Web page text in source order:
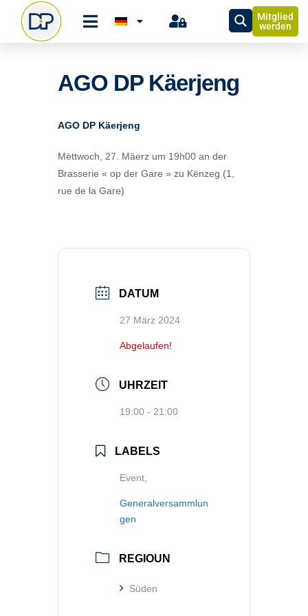
Mitglied
werden
AGO DP Käerjeng
AGO DP Käerjeng
Mëttwoch, 27. Mäerz um 19h00 an der
Brasserie « op der Gare » zu Kënzeg (1,
rue de la Gare)
DATUM
27 März 2024
Abgelaufen!
UHRZEIT
19:00 - 21:00
LABELS
Event,
Generalversammlun
gen
REGIOUN
Süden